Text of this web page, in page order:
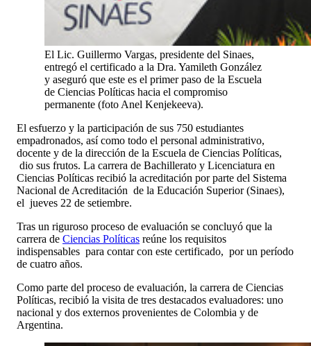
El Lic. Guillermo Vargas, presidente del Sinaes,
entregó el certificado a la Dra. Yamileth González
y aseguró que este es el primer paso de la Escuela
de Ciencias Políticas hacia el compromiso
permanente (foto Anel Kenjekeeva).
El esfuerzo y la participación de sus 750 estudiantes
empadronados, así como todo el personal administrativo,
docente y de la dirección de la Escuela de Ciencias Políticas,
dio sus frutos. La carrera de Bachillerato y Licenciatura en
Ciencias Políticas recibió la acreditación por parte del Sistema
Nacional de Acreditación de la Educación Superior (Sinaes),
el jueves 22 de setiembre.
Tras un riguroso proceso de evaluación se concluyó que la
carrera de Ciencias Políticas reúne los requisitos
indispensables para contar con este certificado, por un período
de cuatro años.
Como parte del proceso de evaluación, la carrera de Ciencias
Políticas, recibió la visita de tres destacados evaluadores: uno
nacional y dos externos provenientes de Colombia y de
Argentina.